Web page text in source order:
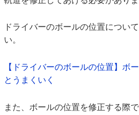
ドライバーのボールの位置につい
い。
【ドライバーのボールの位置】ボ
とうまくいく
また、ボールの位置を修正する際